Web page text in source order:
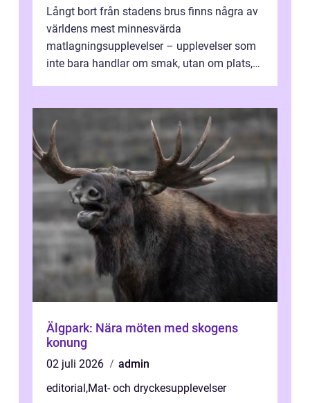
Långt bort från stadens brus finns några av
världens mest minnesvärda
matlagningsupplevelser – upplevelser som
inte bara handlar om smak, utan om plats,
Älgpark: Nära möten med skogens
konung
02 juli 2026
admin
editorial ,Mat- och dryckesupplevelser